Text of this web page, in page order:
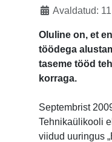
Avaldatud:
Oluline on, et
töödega
taseme tööd
korraga.
Septembrist
Tehnikaülikooli
viidud uuringus